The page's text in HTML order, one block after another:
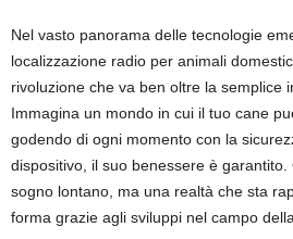
Nel vasto panorama delle tecnologie
localizzazione radio per animali
rivoluzione che va ben oltre la semplice
Immagina un mondo in cui il tuo cane
godendo di ogni momento con la
dispositivo, il suo benessere è
sogno lontano, ma una realtà che sta
forma grazie agli sviluppi nel campo